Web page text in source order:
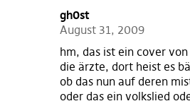
gh0st
August 31, 2009
hm, das ist ein cover
die ärzte, dort heist es
ob das nun auf deren
oder das ein volkslied